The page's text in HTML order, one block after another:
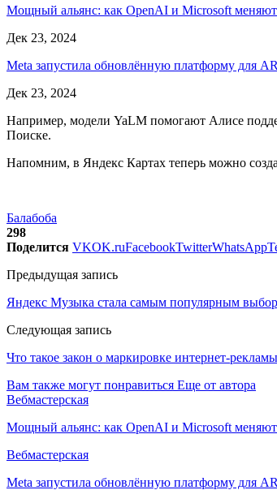
Мощный альянс: как OpenAI и Microsoft
Дек 23, 2024
Meta запустила обновлённую платформу для
Дек 23, 2024
Например, модели YaLM помогают Алисе
Поиске.
Напомним, в Яндекс Картах теперь можно
Балабоба
298
Поделится VKOK.ruFacebookTwitterWhatsApp
Предыдущая запись
Яндекс Музыка стала самым популярным
Следующая запись
Что такое закон о маркировке интернет-
Вам также могут понравиться Еще от автора
Вебмастерская
Мощный альянс: как OpenAI и Microsoft
Вебмастерская
Meta запустила обновлённую платформу для